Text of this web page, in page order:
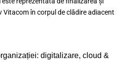
în corpul de clădire adiacent
digitalizare, cloud &